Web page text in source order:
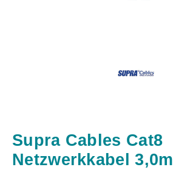
Supra Cables Cat8
Netzwerkkabel 3,0m